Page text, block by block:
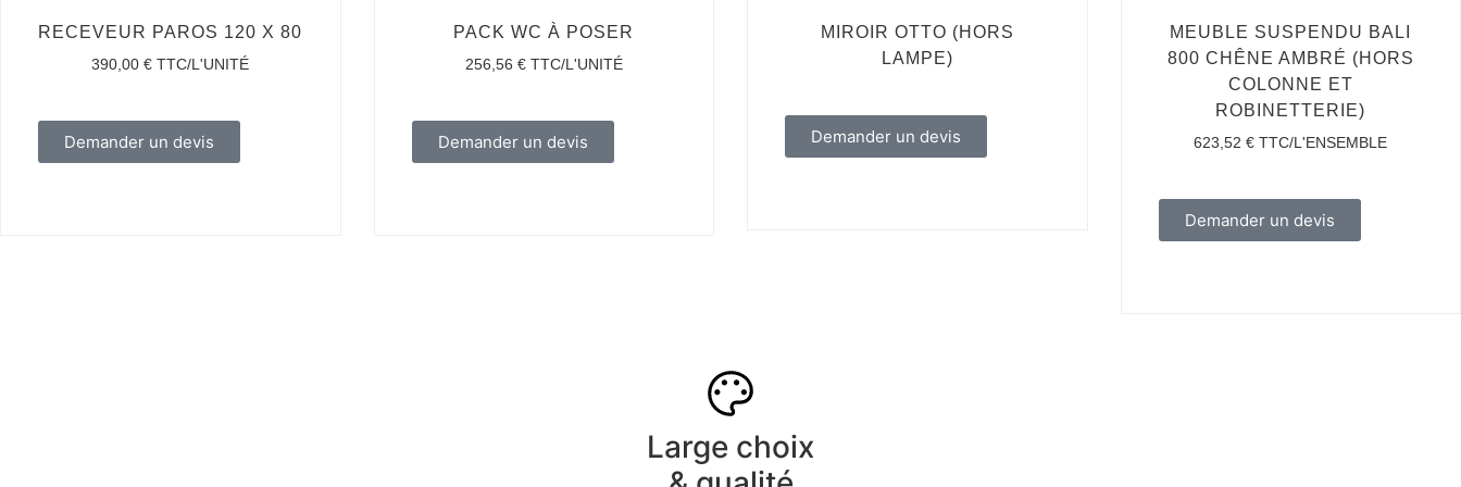
RECEVEUR PAROS 120 X 80
390,00€ TTC/L'UNITÉ
Demander un devis
PACK WC À POSER
256,56 € TTC/L'UNITÉ
Demander un devis
MIROIR OTTO (HORS
LAMPE)
Demander un devis
MEUBLE SUSPENDU BALI
800 CHÊNE AMBRÉ (HORS
COLONNE ET
ROBINETTERIE)
623,52€ TTC/L'ENSEMBLE
Demander un devis
Large choix